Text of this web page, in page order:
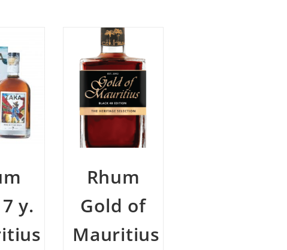
y.
Rhum
Gold of
Mauritius